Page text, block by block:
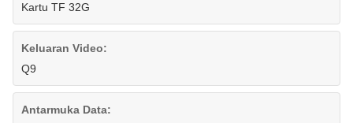
Kartu TF 32G
Keluaran Video:
Q9
Antarmuka Data: